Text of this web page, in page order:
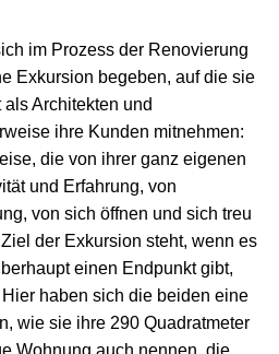
im Prozess der Renovierung
Exkursion begeben, auf die sie
Architekten und
ihre Kunden mitnehmen:
die von ihrer ganz eigenen
und Erfahrung, von
von sich öffnen und sich treu
der Exkursion steht, wenn es
einen Endpunkt gibt,
Hier haben sich die beiden eine
wie sie ihre 290 Quadratmeter
Wohnung auch nennen, die